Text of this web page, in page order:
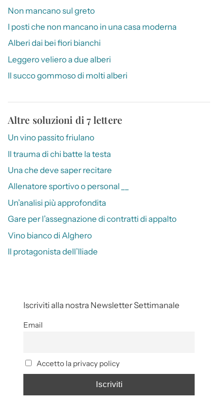
Non mancano sul greto
I posti che non mancano in una casa moderna
Alberi dai bei fiori bianchi
Leggero veliero a due alberi
Il succo gommoso di molti alberi
Altre soluzioni di 7 lettere
Un vino passito friulano
Il trauma di chi batte la testa
Una che deve saper recitare
Allenatore sportivo o personal __
Un’analisi più approfondita
Gare per l’assegnazione di contratti di appalto
Vino bianco di Alghero
Il protagonista dell’Iliade
Iscriviti alla nostra Newsletter Settimanale
Email
Accetto la privacy policy